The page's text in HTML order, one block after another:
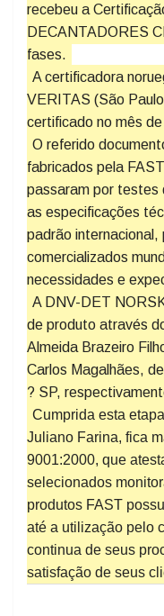
recebeu a
DECANTADORES
fases.
A certificadora
VERITAS (São
certificado no mês
O referido
fabricados pela
passaram por testes
as especificações
padrão
comercializados
necessidades e
A DNV-DET
de produto através
Almeida Brazeiro
Carlos Magalhães,
? SP,
Cumprida esta
Juliano Farina, fica
9001:2000, que
selecionados
produtos FAST
até a utilização pelo
continua de seus
satisfação de seus